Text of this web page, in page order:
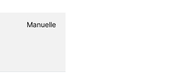
Manuelle